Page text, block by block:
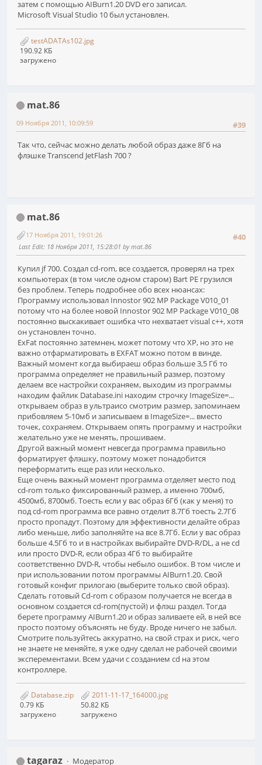
затем с помощью AIBurn1.20 DVD его записал.
Microsoft Visual Studio 10 был установлен.
testADATAs102.jpg
190.92 КБ
загружено
mat.86
#39
09 Ноября 2011, 10:09:59
Так что, сейчас можно делать любой образ даже 8Гб на
флэшке Transcend JetFlash 700 ?
mat.86
#40
17 Ноября 2011, 19:01:26
Last Edit: 18 Ноября 2011, 15:28:01 by mat.86
Купил jf 700. Создал cd-rom, все создается, проверял на трех
компьютерах (в том числе одном старом) Bart PE грузился
без проблем. Теперь подробнее обо всех нюансах:
Программу использовал Innostor 902 MP Package V010_01
потому что на более новой Innostor 902 MP Package V010_08
постоянно выскакивает ошибка что нехватает visual c++, хотя
он установлен точно.
ExFat постоянно затемнен, может потому что XP, но это не
важно отфарматировать в EXFAT можно потом в винде.
Важный момент когда выбираеш образ больше 3,5 Гб то
программа определяет не правильный размер, поэтому
делаем все настройки сохраняем, выходим из программы
находим файлик Database.ini находим строчку ImageSize=...
открываем образ в ультраисо смотрим размер, запоминаем
прибовляем 5-10мб и записываем в ImageSize=... вместо
точек, сохраняем. Открываем опять программу и настройки
желательно уже не менять, прошиваем.
Другой важный момент невсегда программа правильно
форматирует флэшку, поэтому может понадобится
переформатить еще раз или несколько.
Еще очень важный момент программа отделяет место под
cd-rom только фиксированный размер, а именно 700мб,
4500мб, 8700мб. Тоесть если у вас образ 6Гб (как у меня) то
под cd-rom программа все равно отделит 8.7Гб тоесть 2.7Гб
просто пропадут. Поэтому для эффективности делайте образ
либо меньше, либо заполняйте на все 8.7Гб. Если у вас образ
больше 4.5Гб то и в настройках выбирайте DVD-R/DL, а не cd
или просто DVD-R, если образ 4Гб то выбирайте
соответственно DVD-R, чтобы небыло ошибок. В том числе и
при использовании потом программы AIBurn1.20. Свой
готовый конфиг прилогаю (выберите только свой образ).
Сделать готовый Cd-rom с образом получается не всегда в
основном создается cd-rom(пустой) и флэш раздел. Тогда
берете программу AIBurn1.20 и образ заливаете ей, в ней все
просто поэтому объяснять не буду. Вроде ничего не забыл.
Смотрите пользуйтесь аккуратно, на свой страх и риск, чего
не знаете не меняйте, я уже одну сделал не рабочей своими
эксперементами. Всем удачи с созданием cd на этом
контроллере.
Database.zip
0.79 КБ
загружено
2011-11-17_164000.jpg
50.82 КБ
загружено
tagaraz Модератор